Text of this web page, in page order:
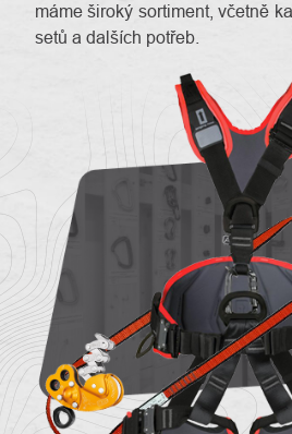
máme široký sortiment, včetně
setů a dalších potřeb.